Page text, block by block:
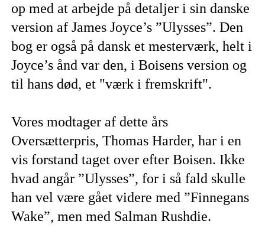
op med at arbejde på detaljer i sin danske
version af James Joyce’s ”Ulysses”. Den
bog er også på dansk et mesterværk, helt i
Joyce’s ånd var den, i Boisens version og
til hans død, et "værk i fremskrift".
Vores modtager af dette års
Oversætterpris, Thomas Harder, har i en
vis forstand taget over efter Boisen. Ikke
hvad angår ”Ulysses”, for i så fald skulle
han vel være gået videre med ”Finnegans
Wake”, men med Salman Rushdie.